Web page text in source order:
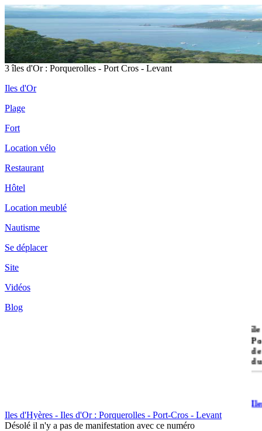
3 îles d'Or : Porquerolles - Port Cros - Levant
Iles d'Or
Plage
Fort
Location vélo
Restaurant
Hôtel
Location meublé
Nautisme
Se déplacer
Site
Vidéos
Blog
île
Iles d'Hyères - Iles d'Or : Porquerolles - Port-Cros - Levant
Désolé il n'y a pas de manifestation avec ce numéro